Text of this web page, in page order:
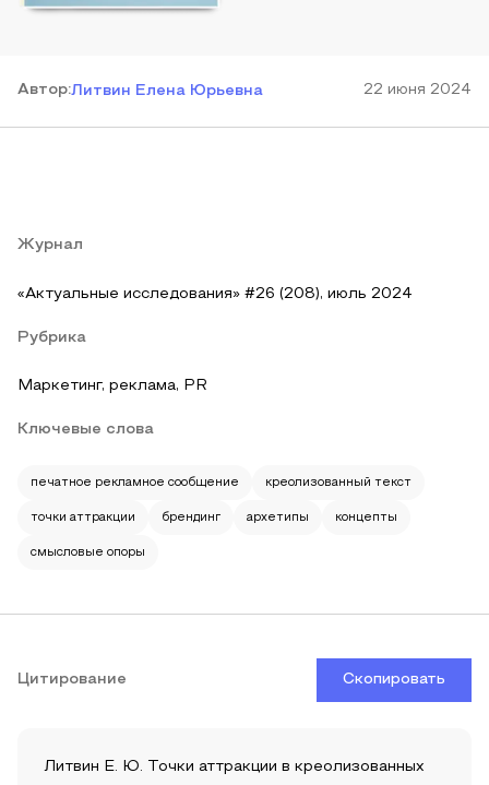
Автор:Литвин Елена Юрьевна 22 июня 2024
Журнал
«Актуальные исследования» #26 (208), июль 2024
Рубрика
Маркетинг, реклама, PR
Ключевые слова
печатное рекламное сообщение креолизованный текст
точки аттракции брендинг архетипы концепты
смысловые опоры
Цитирование Скопировать
Литвин Е. Ю. Точки аттракции в креолизованных